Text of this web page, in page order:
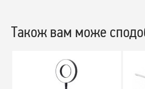
Також вам може